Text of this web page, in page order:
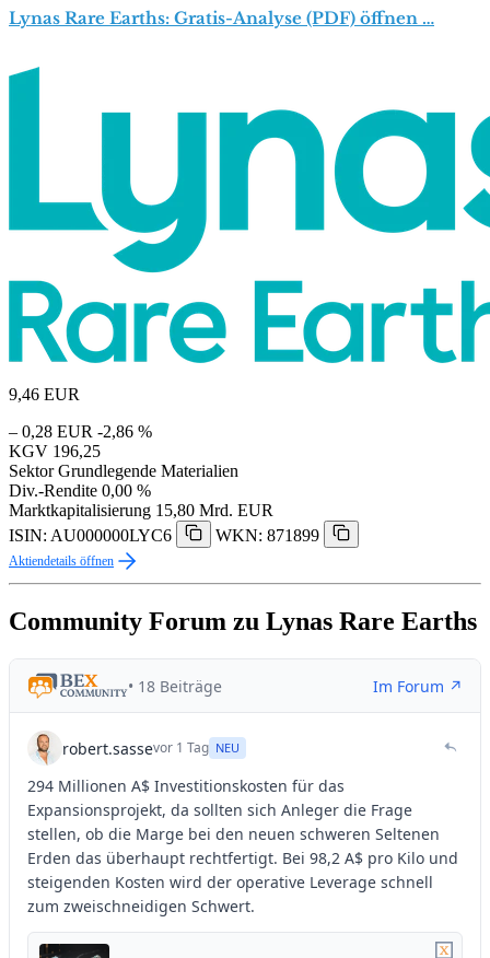
Lynas Rare Earths: Gratis-Analyse (PDF) öffnen …
9,46 EUR
– 0,28 EUR -2,86 %
KGV 196,25
Sektor Grundlegende Materialien
Div.-Rendite 0,00 %
Marktkapitalisierung 15,80 Mrd. EUR
ISIN: AU000000LYC6
WKN: 871899
Aktiendetails öffnen
Community Forum zu Lynas Rare Earths